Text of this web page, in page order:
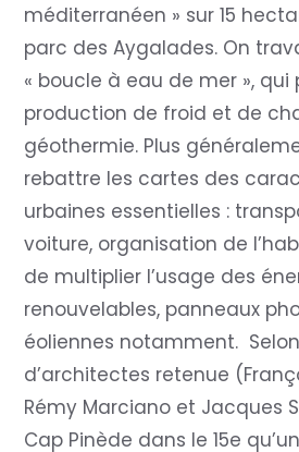
méditerranéen » sur 15
parc des Aygalades. On
« boucle à eau de mer »,
production de froid et de
géothermie. Plus
rebattre les cartes des
urbaines essentielles :
voiture, organisation de
de multiplier l’usage des
renouvelables, panneaux
éoliennes notamment. Selon
d’architectes retenue
Rémy Marciano et Jacques
Cap Pinède dans le 15e